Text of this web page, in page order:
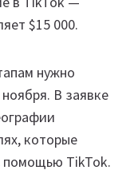
$15 000.
нужно
В заявке
которые
помощью TikTok.